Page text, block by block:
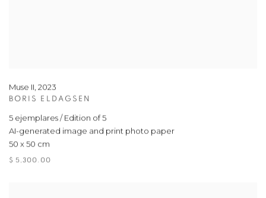
Muse II, 2023
BORIS ELDAGSEN
5 ejemplares / Edition of 5
AI-generated image and print photo paper
50 x 50 cm
$ 5,300.00